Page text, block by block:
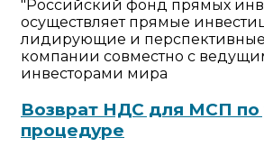
"Российский фонд прямых
осуществляет прямые
лидирующие и
компании совместно с
инвесторами мира
Возврат НДС для МСП по
процедуре